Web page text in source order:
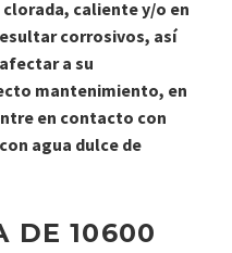
caliente y/o en
corrosivos, así
a su
mantenimiento, en
en contacto con
agua dulce de
DE 10600